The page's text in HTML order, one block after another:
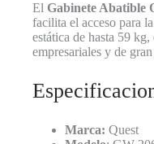
El Gabinete Abatible
facilita el acceso para
estática de hasta 59
empresariales y de gran
Marca: Quest